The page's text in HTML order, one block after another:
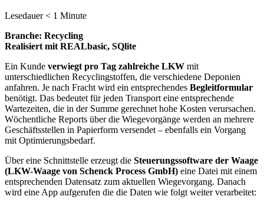
Lesedauer < 1 Minute
Branche: Recycling
Realisiert mit REALbasic, SQlite
Ein Kunde verwiegt pro Tag zahlreiche LKW mit
unterschiedlichen Recyclingstoffen, die verschiedene Deponien
anfahren. Je nach Fracht wird ein entsprechendes Begleitformular
benötigt. Das bedeutet für jeden Transport eine entsprechende
Wartezeiten, die in der Summe gerechnet hohe Kosten verursachen.
Wöchentliche Reports über die Wiegevorgänge werden an mehrere
Geschäftsstellen in Papierform versendet – ebenfalls ein Vorgang
mit Optimierungsbedarf.
Über eine Schnittstelle erzeugt die Steuerungssoftware der Waage
(LKW-Waage von Schenck Process GmbH) eine Datei mit einem
entsprechenden Datensatz zum aktuellen Wiegevorgang. Danach
wird eine App aufgerufen die die Daten wie folgt weiter verarbeitet: